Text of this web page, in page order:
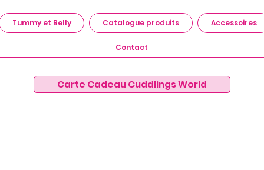
Tummy et Belly Catalogue produits Accessoires
Contact
Carte Cadeau Cuddlings World